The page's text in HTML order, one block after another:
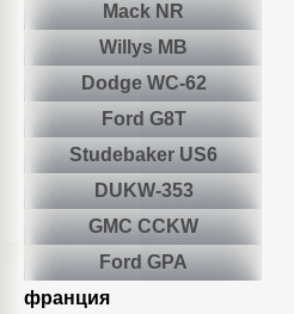
Mack NR
Willys MB
Dodge WC-62
Ford G8T
Studebaker US6
DUKW-353
GMC CCKW
Ford GPA
франция